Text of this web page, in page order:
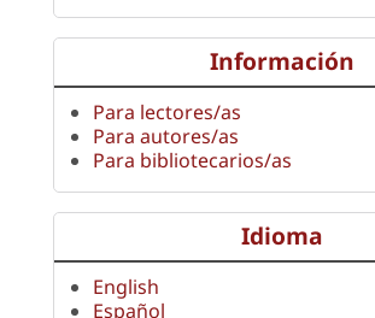
Información
Para lectores/as
Para autores/as
Para bibliotecarios/as
Idioma
English
Español